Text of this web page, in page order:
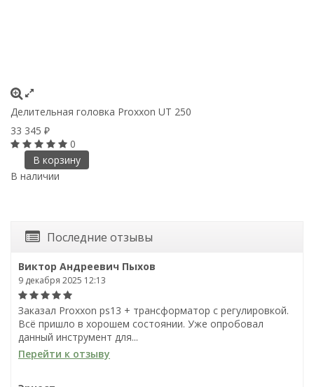
Делительная головка Proxxon UT 250
33 345 ₽
0
В корзину
В наличии
Последние отзывы
Виктор Андреевич Пыхов
9 декабря 2025 12:13
Заказал Proxxon ps13 + трансформатор с регулировкой.
Всё пришло в хорошем состоянии. Уже опробовал
данный инструмент для...
Перейти к отзыву